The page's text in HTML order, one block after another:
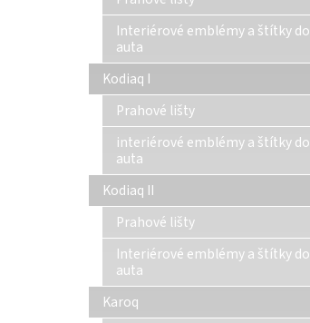
Interiérové emblémy a štítky do
auta
Kodiaq I
Prahové lišty
interiérové emblémy a štítky do
auta
Kodiaq II
Prahové lišty
Interiérové emblémy a štítky do
auta
Karoq